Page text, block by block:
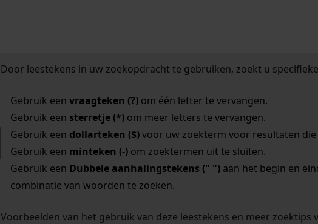
Door leestekens in uw zoekopdracht te gebruiken, zoekt u
Gebruik een vraagteken (?)om één letter te vervangen.
Gebruik een sterretje (*)om meer letters te vervangen.
Gebruik een dollarteken ($)voor uw zoekterm voor resultaten die
Gebruik een minteken (-)om zoektermen uit te sluiten.
Gebruik een Dubbele aanhalingstekens (" ")aan het begin en
combinatie van woorden te zoeken.
Voorbeelden van het gebruik van deze leestekens en meer zoektips